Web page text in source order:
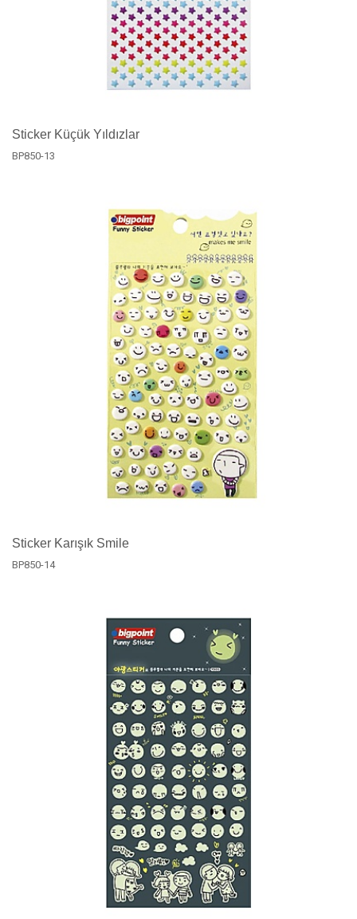
Sticker Küçük Yıldızlar
BP850-13
Sticker Karışık Smile
BP850-14